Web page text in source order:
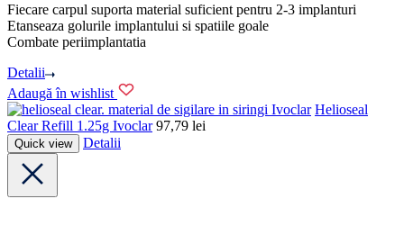
Fiecare carpul suporta material suficient pentru 2-3 implanturi
Etanseaza golurile implantului si spatiile goale
Combate periimplantatia
Detalii
Adaugă în wishlist
Ivoclar Helioseal
Clear Refill 1.25g Ivoclar 97,79 lei
Quick view Detalii